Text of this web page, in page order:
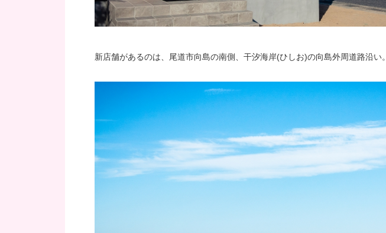
新店舗があるのは、尾道市向島の南側、干汐海岸(ひしお)の向島外周道路沿い。